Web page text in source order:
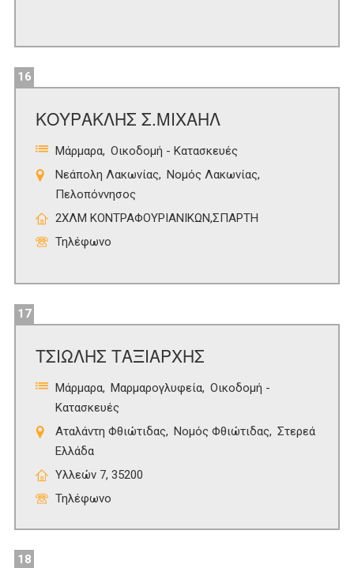
16
ΚΟΥΡΑΚΛΗΣ Σ.ΜΙΧΑΗΛ
Μάρμαρα Οικοδομή - Κατασκευές
Νεάπολη Λακωνίας
Νομός Λακωνίας
Πελοπόννησος
2ΧΛΜ ΚΟΝΤΡΑΦΟΥΡΙΑΝΙΚΩΝ,ΣΠΑΡΤΗ
Τηλέφωνο
17
ΤΣΙΩΛΗΣ ΤΑΞΙΑΡΧΗΣ
Μάρμαρα Μαρμαρογλυφεία Οικοδομή -
Κατασκευές
Αταλάντη Φθιώτιδας
Νομός Φθιώτιδας
Στερεά
Ελλάδα
Υλλεών 7, 35200
Τηλέφωνο
18